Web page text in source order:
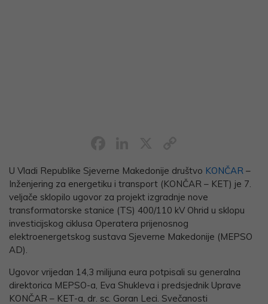
Link
U Vladi Republike Sjeverne Makedonije društvo KONČAR –
Inženjering za energetiku i transport (KONČAR – KET) je 7.
veljače sklopilo ugovor za projekt izgradnje nove
transformatorske stanice (TS) 400/110 kV Ohrid u sklopu
investicijskog ciklusa Operatera prijenosnog
elektroenergetskog sustava Sjeverne Makedonije (MEPSO
AD).
Ugovor vrijedan 14,3 milijuna eura potpisali su generalna
direktorica MEPSO-a, Eva Shukleva i predsjednik Uprave
KONČAR – KET-a, dr. sc. Goran Leci. Svečanosti